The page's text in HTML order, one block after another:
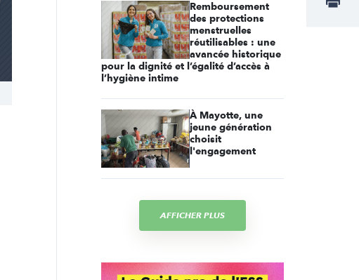
Remboursement
des protections
menstruelles
réutilisables : une
avancée historique
pour la dignité et l’égalité d’accès à
l’hygiène intime
À Mayotte, une
jeune génération
choisit
l'engagement
AFFICHER PLUS